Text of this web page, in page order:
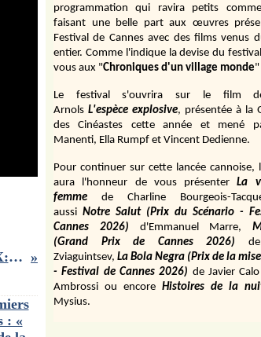
[CRITIQUE] – 14 JOURS POUR ALLER MIEUX: Maxime Gasteuil en plein burn out
programmation qui ravira petits
faisant une belle part aux œuvres
Festival de Cannes avec des films venus
entier. Comme l'indique la devise du
vous aux "Chroniques d'un village monde"
Le festival s'ouvrira sur le film
Arnols L'espèce explosive, présentée à la
des Cinéastes cette année et mené
Manenti, Ella Rumpf et Vincent Dedienne.
Pour continuer sur cette lancée cannoise,
aura l'honneur de vous présenter
La
femme
de Charline Bourgeois-
aussi Notre Salut (Prix du Scénario -
Cannes 2026)
d'Emmanuel Marre,
(Grand Prix de Cannes 2026)
Zviaguintsev, La Bola Negra (Prix de la
- Festival de Cannes 2026) de Javier
Ambrossi ou encore Histoires de la
Mysius.